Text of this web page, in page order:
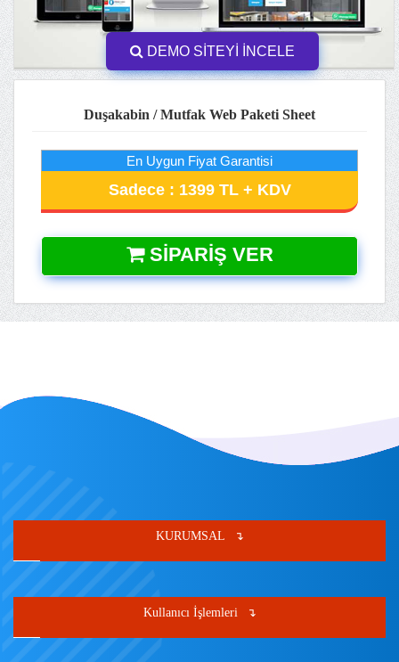
DEMO SİTEYİ İNCELE
Duşakabin / Mutfak Web Paketi Sheet
En Uygun Fiyat Garantisi
Sadece : 1399 TL + KDV
SIPARIŞ VER
KURUMSAL
Kullanıcı İşlemleri